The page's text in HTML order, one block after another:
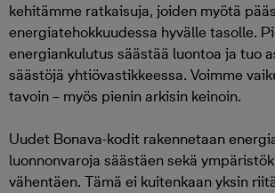
kehitämme ratkaisuja, joiden myötä
energiatehokkuudessa hyvälle tasolle.
energiankulutus säästää luontoa ja tuo
säästöjä yhtiövastikkeessa. Voimme
tavoin – myös pienin arkisin keinoin.
Uudet Bonava-kodit rakennetaan
luonnonvaroja säästäen sekä
vähentäen. Tämä ei kuitenkaan yksin